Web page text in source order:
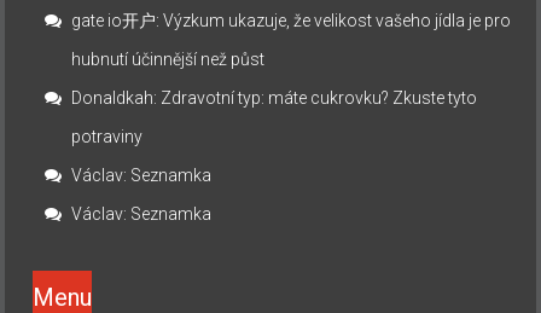
gate io开户:Výzkum ukazuje, že velikost vašeho jídla je pro
hubnutí účinnější než půst
Donaldkah: Zdravotní typ: máte cukrovku? Zkuste tyto
potraviny
Václav: Seznamka
Václav: Seznamka
Menu